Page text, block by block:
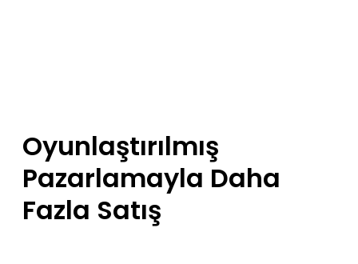
Oyunlaştırılmış
Pazarlamayla Daha
Fazla Satış